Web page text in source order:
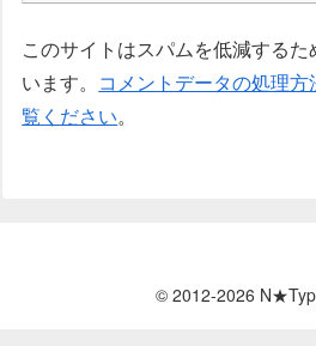
このサイトはスパムを低減する
います。 コメントデータの処理
覧ください。
© 2012-2026